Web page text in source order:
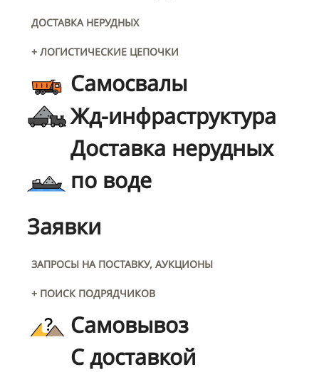
ДОСТАВКА НЕРУДНЫХ
+ ЛОГИСТИЧЕСКИЕ ЦЕПОЧКИ
Самосвалы
Жд-инфраструктура
Доставка нерудных
по воде
Заявки
ЗАПРОСЫ НА ПОСТАВКУ, АУКЦИОНЫ
+ ПОИСК ПОДРЯДЧИКОВ
Самовывоз
С доставкой